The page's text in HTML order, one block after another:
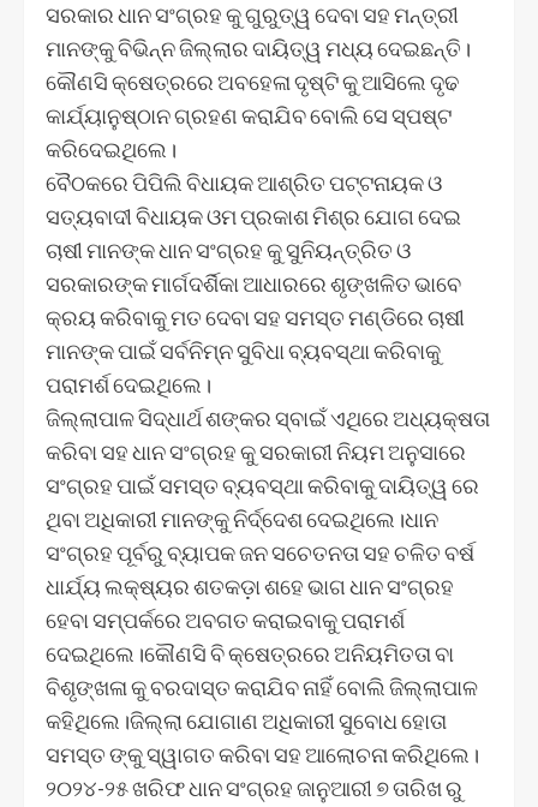
ସରକାର ଧାନ ସଂଗ୍ରହ କୁ ଗୁରୁତ୍ୱ ଦେବା ସହ ମନ୍ତ୍ରୀ
ମାନଙ୍କୁ ବିଭିନ୍ନ ଜିଲ୍ଲାର ଦାୟିତ୍ୱ ମଧ୍ୟ ଦେଇଛନ୍ତି।
କୌଣସି କ୍ଷେତ୍ରରେ ଅବହେଳା ଦୃଷ୍ଟି କୁ ଆସିଲେ ଦୃଢ
କାର୍ଯ୍ୟାନୁଷ୍ଠାନ ଗ୍ରହଣ କରାଯିବ ବୋଲି ସେ ସ୍ପଷ୍ଟ
କରିଦେଇଥିଲେ।
ବୈଠକରେ ପିପିଲି ବିଧାୟକ ଆଶ୍ରିତ ପଟ୍ଟନାୟକ ଓ
ସତ୍ୟବାଦୀ ବିଧାୟକ ଓମ ପ୍ରକାଶ ମିଶ୍ର ଯୋଗ ଦେଇ
ଚାଷୀ ମାନଙ୍କ ଧାନ ସଂଗ୍ରହ କୁ ସୁନିୟନ୍ତ୍ରିତ ଓ
ସରକାରଙ୍କ ମାର୍ଗଦର୍ଶିକା ଆଧାରରେ ଶୃଙ୍ଖଳିତ ଭାବେ
କ୍ରୟ କରିବାକୁ ମତ ଦେବା ସହ ସମସ୍ତ ମଣ୍ଡିରେ ଚାଷୀ
ମାନଙ୍କ ପାଇଁ ସର୍ବନିମ୍ନ ସୁବିଧା ବ୍ୟବସ୍ଥା କରିବାକୁ
ପରାମର୍ଶ ଦେଇଥିଲେ।
ଜିଲ୍ଲାପାଳ ସିଦ୍ଧାର୍ଥ ଶଙ୍କର ସ୍ବାଇଁ ଏଥିରେ ଅଧ୍ୟକ୍ଷତା
କରିବା ସହ ଧାନ ସଂଗ୍ରହ କୁ ସରକାରୀ ନିୟମ ଅନୁସାରେ
ସଂଗ୍ରହ ପାଇଁ ସମସ୍ତ ବ୍ୟବସ୍ଥା କରିବାକୁ ଦାୟିତ୍ୱ ରେ
ଥିବା ଅଧିକାରୀ ମାନଙ୍କୁ ନିର୍ଦ୍ଦେଶ ଦେଇଥିଲେ।ଧାନ
ସଂଗ୍ରହ ପୂର୍ବରୁ ବ୍ୟାପକ ଜନ ସଚେତନତା ସହ ଚଳିତ ବର୍ଷ
ଧାର୍ଯ୍ୟ ଲକ୍ଷ୍ୟର ଶତକଡ଼ା ଶହେ ଭାଗ ଧାନ ସଂଗ୍ରହ
ହେବା ସମ୍ପର୍କରେ ଅବଗତ କରାଇବାକୁ ପରାମର୍ଶ
ଦେଇଥିଲେ।କୌଣସି ବି କ୍ଷେତ୍ରରେ ଅନିୟମିତତା ବା
ବିଶୃଙ୍ଖଳା କୁ ବରଦାସ୍ତ କରାଯିବ ନାହିଁ ବୋଲି ଜିଲ୍ଲାପାଳ
କହିଥିଲେ।ଜିଲ୍ଲା ଯୋଗାଣ ଅଧିକାରୀ ସୁବୋଧ ହୋତା
ସମସ୍ତ ଙ୍କୁ ସ୍ୱାଗତ କରିବା ସହ ଆଲୋଚନା କରିଥିଲେ।
୨୦୨୪-୨୫ ଖରିଫ ଧାନ ସଂଗ୍ରହ ଜାନୁଆରୀ ୭ ତାରିଖ ରୁ